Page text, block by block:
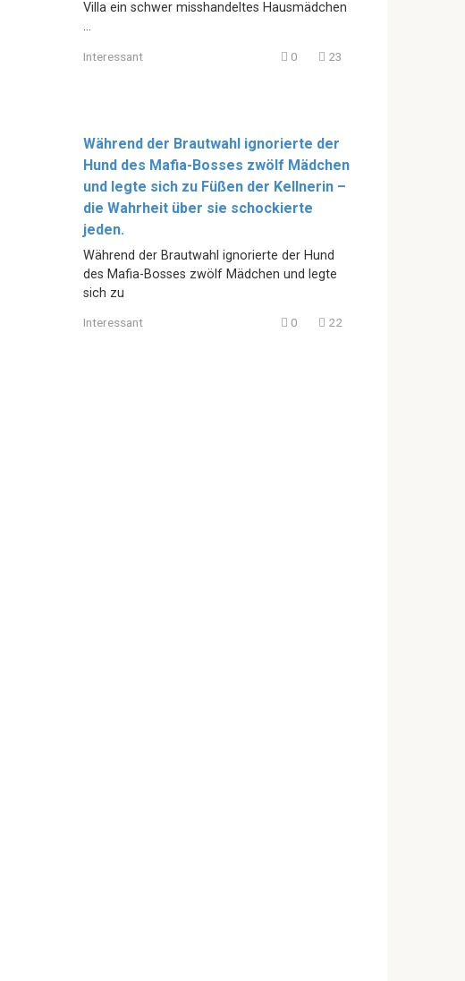
Villa ein schwer misshandeltes Hausmädchen
…
Interessant 0 23
Während der Brautwahl ignorierte der
Hund des Mafia-Bosses zwölf Mädchen
und legte sich zu Füßen der Kellnerin –
die Wahrheit über sie schockierte
jeden.
Während der Brautwahl ignorierte der Hund
des Mafia-Bosses zwölf Mädchen und legte
sich zu
Interessant 0 22